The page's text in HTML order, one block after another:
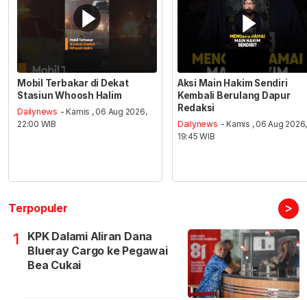
Mobil Terbakar di Dekat
Stasiun Whoosh Halim
Dailynews - Kamis , 06 Aug 2026,
22:00 WIB
Aksi Main Hakim Sendiri
Kembali Berulang Dapur
Redaksi
Dailynews - Kamis , 06 Aug 2026,
19:45 WIB
Terpopuler >
1
KPK Dalami Aliran Dana
Blueray Cargo ke Pegawai
Bea Cukai